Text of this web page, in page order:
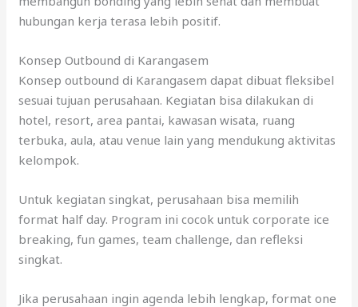
hubungan kerja terasa lebih positif.
Konsep Outbound di Karangasem
Konsep outbound di Karangasem dapat dibuat fleksibel
sesuai tujuan perusahaan. Kegiatan bisa dilakukan di
hotel, resort, area pantai, kawasan wisata, ruang
terbuka, aula, atau venue lain yang mendukung aktivitas
kelompok.
Untuk kegiatan singkat, perusahaan bisa memilih
format half day. Program ini cocok untuk corporate ice
breaking, fun games, team challenge, dan refleksi
singkat.
Jika perusahaan ingin agenda lebih lengkap, format one